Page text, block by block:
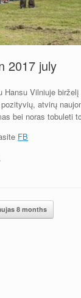
2017 july
Hansu Vilniuje
atvirų
bei noras tobuleti
FB
8 months